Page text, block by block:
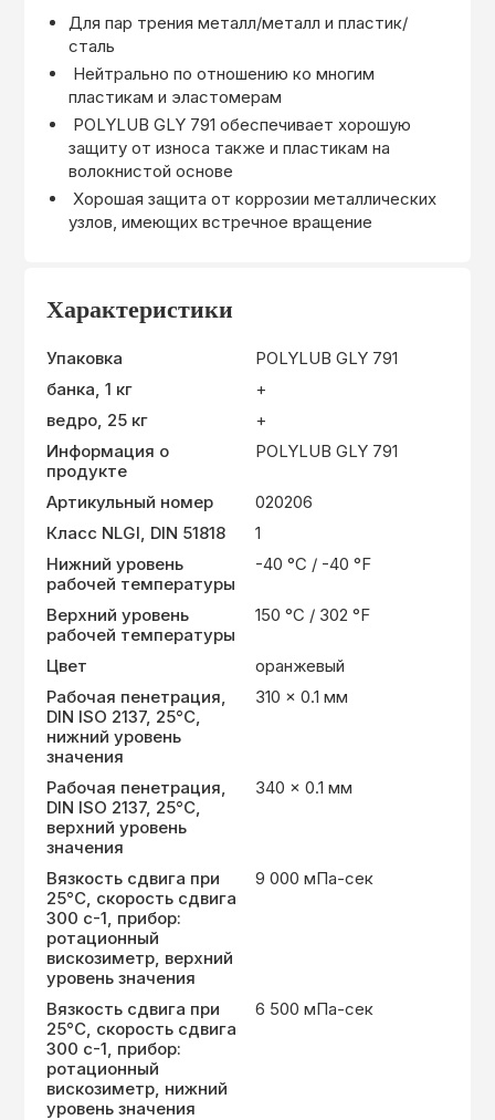
Для пар трения металл/металл и пластик/
сталь
Нейтрально по отношению ко многим
пластикам и эластомерам
POLYLUB GLY 791 обеспечивает хорошую
защиту от износа также и пластикам на
волокнистой основе
Хорошая защита от коррозии металлических
узлов, имеющих встречное вращение
Характеристики
Упаковка
POLYLUB GLY 791
банка, 1 кг
+
ведро, 25 кг
+
Информация о
продукте
POLYLUB GLY 791
Артикульный номер
020206
Класс NLGI, DIN 51818
1
Нижний уровень
рабочей температуры
-40 °C / -40 °F
Верхний уровень
рабочей температуры
150 °C / 302 °F
Цвет
оранжевый
Рабочая пенетрация,
DIN ISO 2137, 25°C,
нижний уровень
значения
310 x 0.1 мм
Рабочая пенетрация,
DIN ISO 2137, 25°C,
верхний уровень
значения
340 x 0.1 мм
Вязкость сдвига при
25°C, скорость сдвига
300 с-1, прибор:
ротационный
вискозиметр, верхний
уровень значения
9 000 мПа-сек
Вязкость сдвига при
25°C, скорость сдвига
300 с-1, прибор:
ротационный
вискозиметр, нижний
уровень значения
6 500 мПа-сек